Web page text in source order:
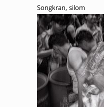
Songkran, silom